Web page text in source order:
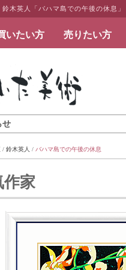
鈴木英人「バハマ島での午後の休息
いたい方 売りたい方
売と買取 | 東京・銀座 おい
/ 鈴木英人 / バハマ島での午後の休息
作家